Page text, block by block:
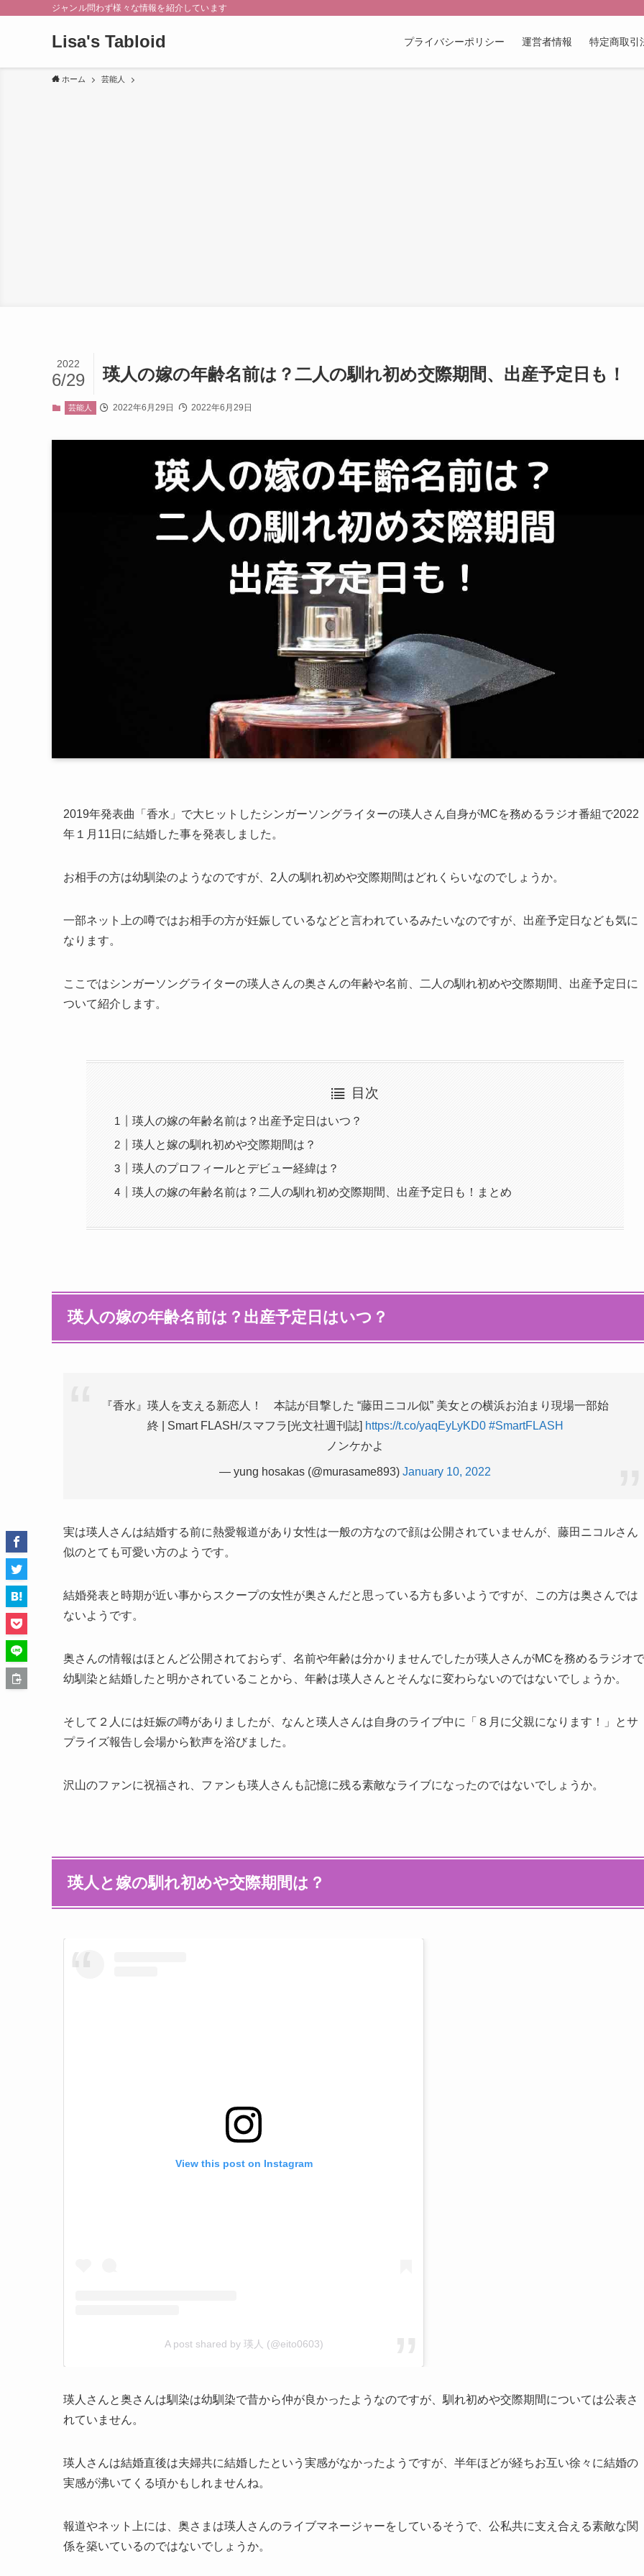
ジャンル問わず様々な情報を紹介しています
Lisa's Tabloid プライバシーポリシー 運営者情報 特定商取引
ホーム 芸能人
瑛人の嫁の年齢名前は？二人の馴れ初め交際期間、出産予定日も！
2022
6/29
芸能人 2022年6月29日 2022年6月29日
2019年発表曲「香水」で大ヒットしたシンガーソングライターの瑛人さん自身がMCを務めるラジオ番組で2022
年１月11日に結婚した事を発表しました。
お相手の方は幼馴染のようなのですが、2人の馴れ初めや交際期間はどれくらいなのでしょうか。
一部ネット上の噂ではお相手の方が妊娠しているなどと言われているみたいなのですが、出産予定日なども気に
なります。
ここではシンガーソングライターの瑛人さんの奥さんの年齢や名前、二人の馴れ初めや交際期間、出産予定日に
ついて紹介します。
目次
瑛人の嫁の年齢名前は？出産予定日はいつ？
瑛人と嫁の馴れ初めや交際期間は？
瑛人のプロフィールとデビュー経緯は？
瑛人の嫁の年齢名前は？二人の馴れ初め交際期間、出産予定日も！まとめ
瑛人の嫁の年齢名前は？出産予定日はいつ？
『香水』瑛人を支える新恋人！ 本誌が目撃した “藤田ニコル似” 美女との横浜お泊まり現場一部始
終 | Smart FLASH/スマフラ[光文社週刊誌] https://t.co/yaqEyLyKD0 #SmartFLASH
ノンケかよ
— yung hosakas (@murasame893) January 10, 2022
実は瑛人さんは結婚する前に熱愛報道があり女性は一般の方なので顔は公開されていませんが、藤田ニコルさん
似のとても可愛い方のようです。
結婚発表と時期が近い事からスクープの女性が奥さんだと思っている方も多いようですが、この方は奥さんでは
ないようです。
奥さんの情報はほとんど公開されておらず、名前や年齢は分かりませんでしたが瑛人さんがMCを務めるラジオで
幼馴染と結婚したと明かされていることから、年齢は瑛人さんとそんなに変わらないのではないでしょうか。
そして２人には妊娠の噂がありましたが、なんと瑛人さんは自身のライブ中に「８月に父親になります！」とサ
プライズ報告し会場から歓声を浴びました。
沢山のファンに祝福され、ファンも瑛人さんも記憶に残る素敵なライブになったのではないでしょうか。
瑛人と嫁の馴れ初めや交際期間は？
View this post on Instagram
A post shared by 瑛人 (@eito0603)
瑛人さんと奥さんは馴染は幼馴染で昔から仲が良かったようなのですが、馴れ初めや交際期間については公表さ
れていません。
瑛人さんは結婚直後は夫婦共に結婚したという実感がなかったようですが、半年ほどが経ちお互い徐々に結婚の
実感が沸いてくる頃かもしれませんね。
報道やネット上には、奥さまは瑛人さんのライブマネージャーをしているそうで、公私共に支え合える素敵な関
係を築いているのではないでしょうか。